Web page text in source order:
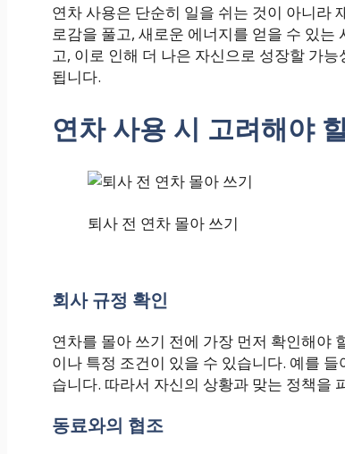
연차 사용은 단순히 일을 쉬는 것이 아니라
로감을 풀고, 새로운 에너지를 얻을 수 있
고, 이로 인해 더 나은 자신으로 성장할 가
됩니다.
연차 사용 시 고려해야
퇴사 전 연차 몰아 쓰기
회사 규정 확인
연차를 몰아 쓰기 전에 가장 먼저 확인해야
이나 특정 조건이 있을 수 있습니다. 예를
습니다. 따라서 자신의 상황과 맞는 정책을
동료와의 협조